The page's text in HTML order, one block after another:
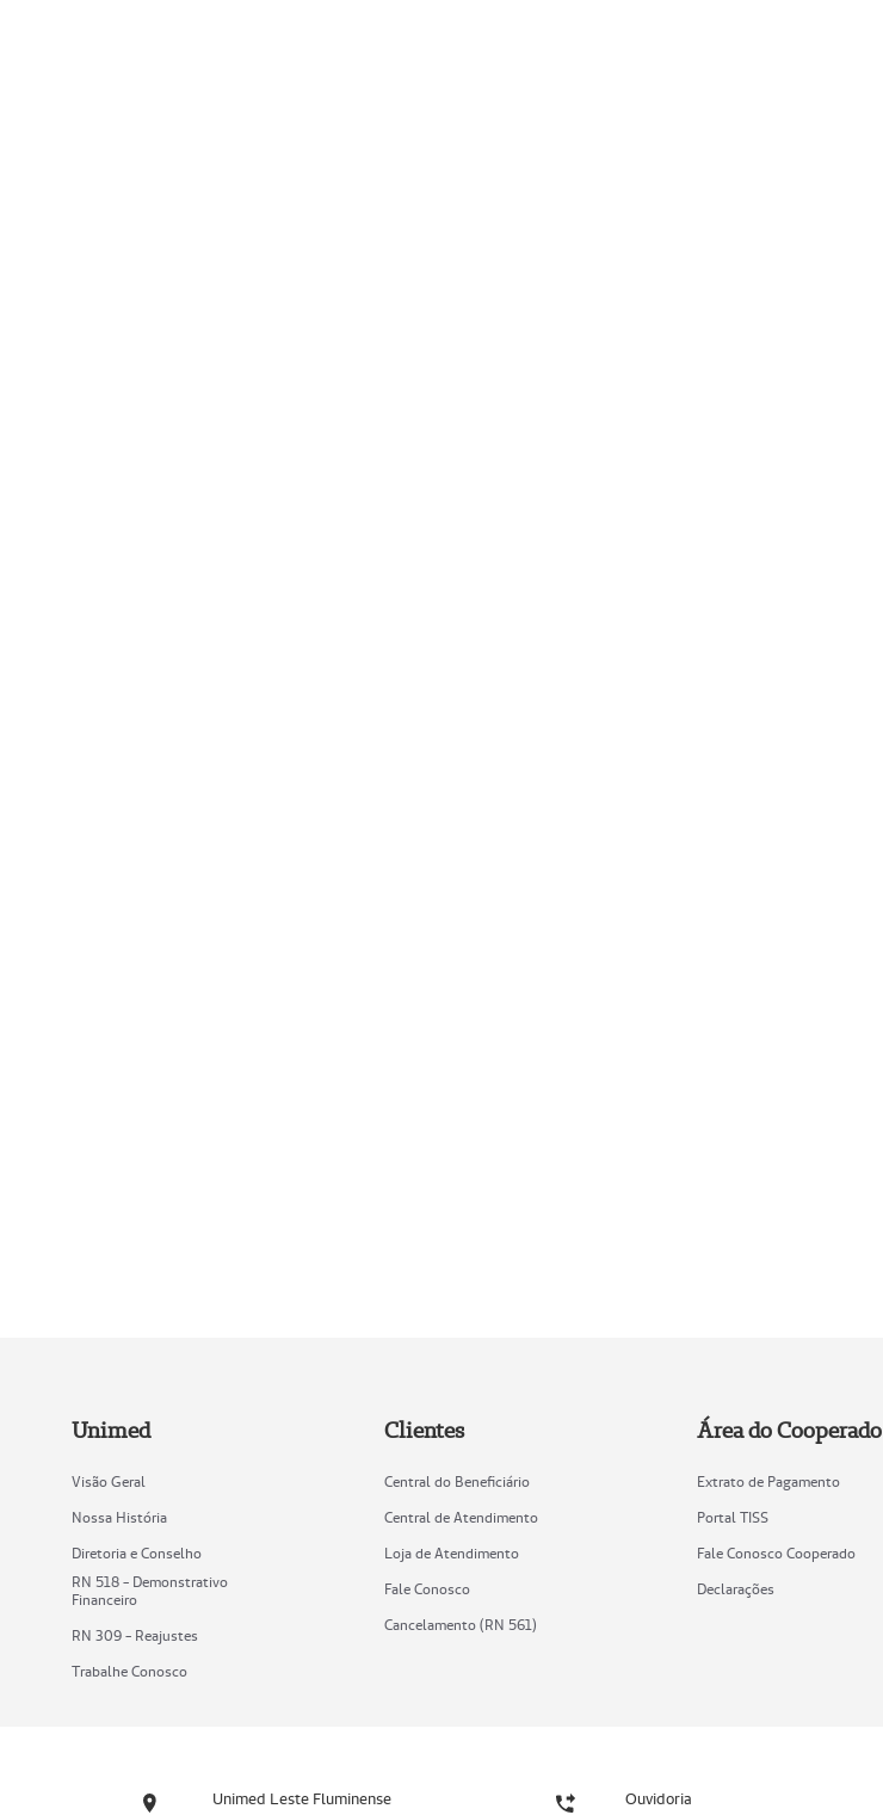
Unimed
Visão Geral
Nossa História
Diretoria e Conselho
RN 518 - Demonstrativo
Financeiro
RN 309 - Reajustes
Trabalhe Conosco
Clientes
Central do Beneficiário
Central de Atendimento
Loja de Atendimento
Fale Conosco
Cancelamento (RN 561)
Área do Cooperado
Extrato de Pagamento
Portal TISS
Fale Conosco Cooperado
Declarações
Unimed Leste Fluminense Ouvidoria